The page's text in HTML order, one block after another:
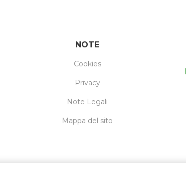
NOTE
Cookies
Privacy
Note Legali
Mappa del sito